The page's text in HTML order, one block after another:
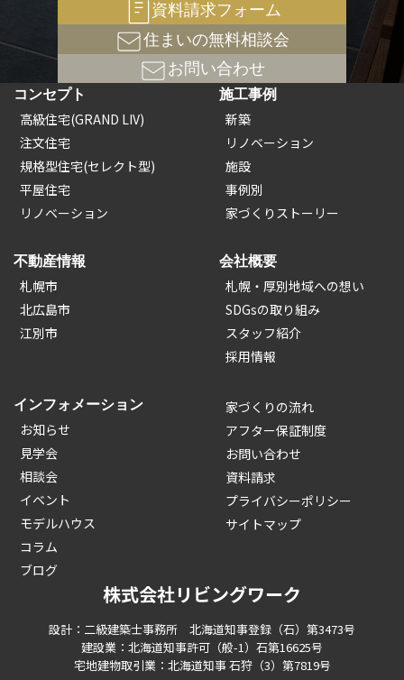
資料請求フォーム
住まいの無料相談会
お問い合わせ
コンセプト
高級住宅(GRAND LIV)
注文住宅
規格型住宅(セレクト型)
平屋住宅
リノベーション
施工事例
新築
リノベーション
施設
事例別
家づくりストーリー
不動産情報
札幌市
北広島市
江別市
会社概要
札幌・厚別地域への想い
SDGsの取り組み
スタッフ紹介
採用情報
インフォメーション
お知らせ
見学会
相談会
イベント
モデルハウス
コラム
ブログ
家づくりの流れ
アフター保証制度
お問い合わせ
資料請求
プライバシーポリシー
サイトマップ
株式会社リビングワーク
設計：二級建築士事務所 北海道知事登録（石）第3473号
建設業：北海道知事許可（般-1）石第16625号
宅地建物取引業：北海道知事 石狩（3）第7819号